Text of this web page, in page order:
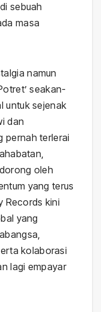
sebuah
masa
namun
seakan-
untuk sejenak
dan
pernah terlerai
oleh
yang terus
Records kini
yang
kolaborasi
lagi empayar